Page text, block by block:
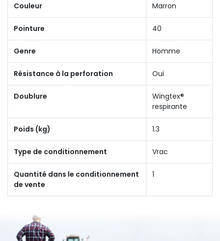
Couleur Marron
Pointure 40
Genre Homme
Résistance à la perforation Oui
Doublure
Wingtex®
respirante
Poids (kg) 1.3
Type de conditionnement Vrac
Quantité dans le conditionnement
de vente
1